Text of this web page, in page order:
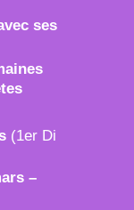
ses
(1er Di
–